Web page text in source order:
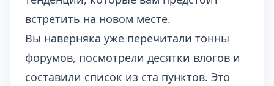
встретить на новом месте.
Вы наверняка уже перечитали тонны
форумов, посмотрели десятки влогов и
составили список из ста пунктов. Это